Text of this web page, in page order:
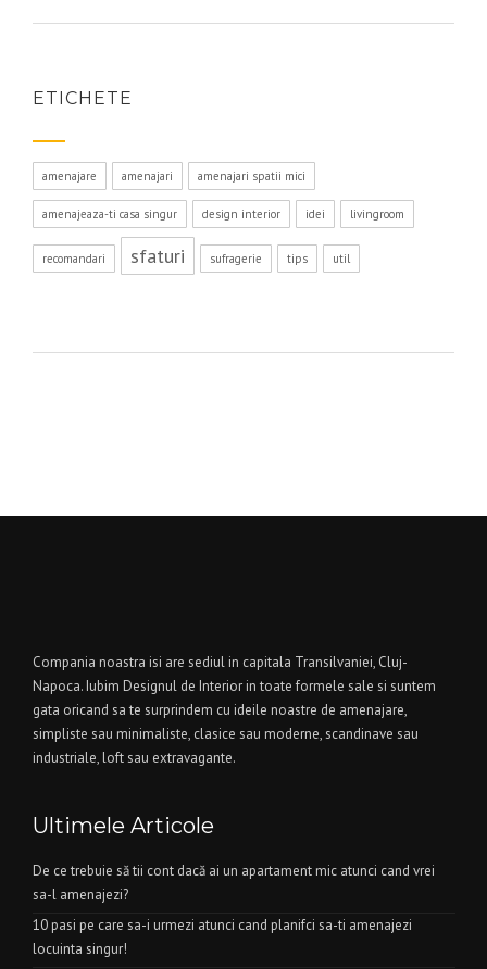
ETICHETE
amenajare amenajari amenajari spatii mici
amenajeaza-ti casa singur design interior idei livingroom
recomandari sfaturi sufragerie tips util
Compania noastra isi are sediul in capitala Transilvaniei, Cluj-
Napoca. Iubim Designul de Interior in toate formele sale si suntem
gata oricand sa te surprindem cu ideile noastre de amenajare,
simpliste sau minimaliste, clasice sau moderne, scandinave sau
industriale, loft sau extravagante.
Ultimele Articole
De ce trebuie să tii cont dacă ai un apartament mic atunci cand vrei
sa-l amenajezi?
10 pasi pe care sa-i urmezi atunci cand planifci sa-ti amenajezi
locuinta singur!